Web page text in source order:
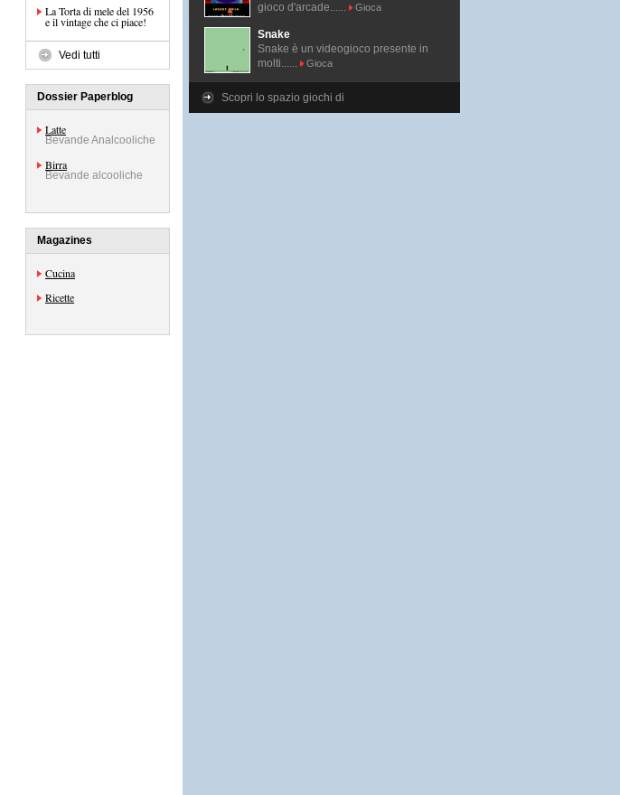
La Torta di mele del 1956
e il vintage che ci piace!
Vedi tutti
Dossier Paperblog
Latte
Bevande Analcooliche
Birra
Bevande alcooliche
Magazines
Cucina
Ricette
gioco d'arcade......
Gioca
Snake
Snake è un videogioco presente in
molti......
Gioca
Scopri lo spazio giochi di